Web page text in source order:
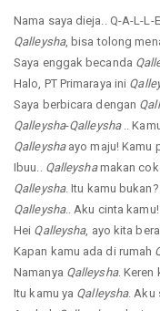
Nama saya dieja.. Q-A-L-L-
Qalleysha, bisa tolong
Saya enggak becanda
Halo, PT Primaraya ini
Saya berbicara dengan
Qalleysha-Qalleysha..
Qalleyshaayo maju! Kamu
Ibuu.. Qalleyshamakan
Qalleysha. Itu kamu bukan?
Qalleysha.. Aku cinta kamu!
Hei Qalleysha, ayo kita
Kapan kamu ada di rumah
Namanya Qalleysha. Keren
Itu kamu ya Qalleysha. Aku